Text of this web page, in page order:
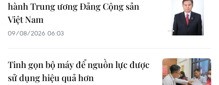
hành Trung ương Đảng Cộng sản
Việt Nam
09/08/2026 06:03
Tinh gọn bộ máy để nguồn lực được
sử dụng hiệu quả hơn